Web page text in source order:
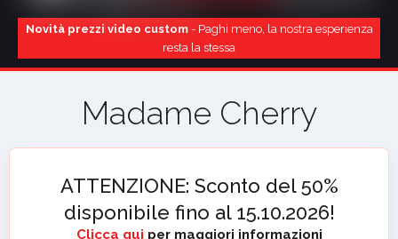
Novità prezzi video custom- Paghi meno, la nostra esperienza
resta la stessa
Madame Cherry
ATTENZIONE: Sconto del 50%
disponibile fino al 15.10.2026!
Clicca qui per maggiori informazioni